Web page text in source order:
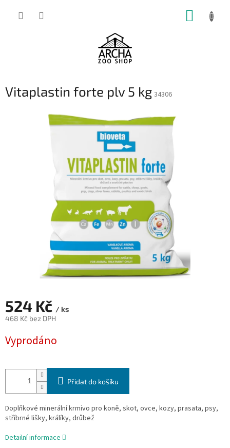
Vitaplastin forte plv 5 kg 34306
524 Kč / ks
468 Kč bez DPH
cena:
Vyprodáno
Přidat do košíku
Doplňkové minerální krmivo pro koně, skot, ovce, kozy, prasata, psy,
stříbrné lišky, králíky, drůbež
Detailní informace